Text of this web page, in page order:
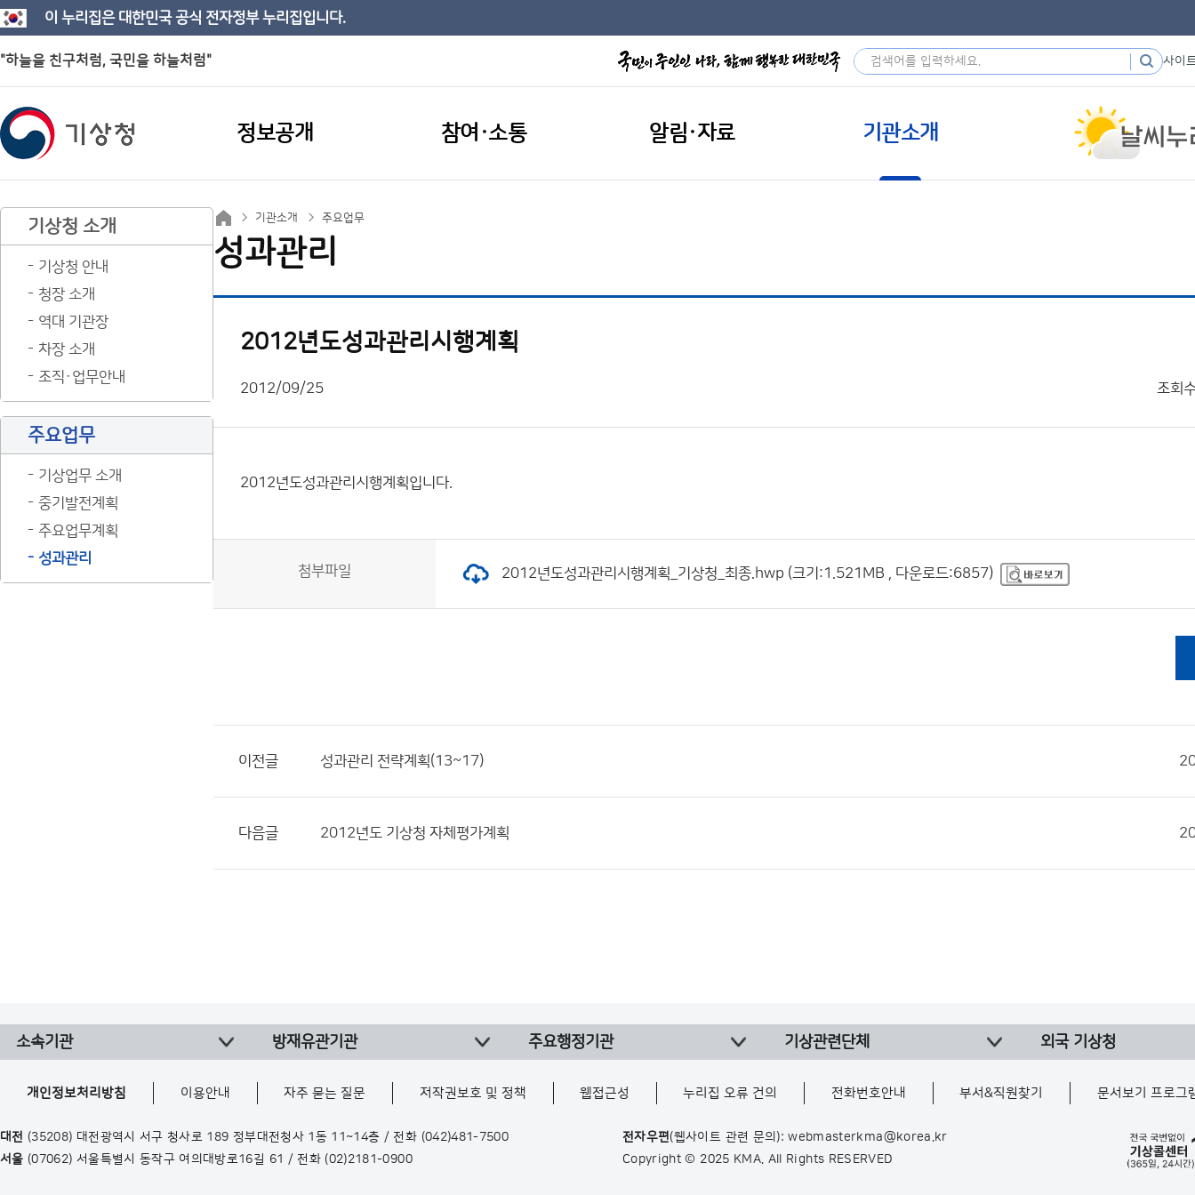
이 누리집은 대한민국 공식 전자정부 누리집입니다.
"하늘을 친구처럼, 국민을 하늘처럼" 사이
정보공개 참여·소통 알림·자료 기관소개
기상청 소개
기상청 안내
청장 소개
역대 기관장
차장 소개
조직·업무안내
주요업무
기상업무 소개
중기발전계획
주요업무계획
성과관리
기관소개 주요업무
성과관리
2012년도성과관리시행계획
2012/09/25 조회
2012년도성과관리시행계획입니다.
첨부파일 2012년도성과관리시행계획_기상청_최종.hwp (크기:1.521MB , 다운로드:6857)
이전글 성과관리 전략계획(13~17)
다음글 2012년도 기상청 자체평가계획
소속기관 방재유관기관 주요행정기관 기상관련단체 외국 기상청
개인정보처리방침 이용안내 자주 묻는 질문 저작권보호 및 정책 웹접근성 누리집 오류 건의 전화번호안내 부서&직원찾기 문서보기 프로그
대전 (35208) 대전광역시 서구 청사로 189 정부대전청사 1동 11~14층 / 전화 (042)481-7500
서울 (07062) 서울특별시 동작구 여의대방로16길 61 / 전화 (02)2181-0900
전자우편(웹사이트 관련 문의): webmasterkma@korea.kr
Copyright © 2025 KMA. All Rights RESERVED